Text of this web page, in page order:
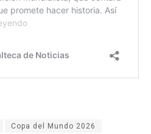
Copa del Mundo 2026